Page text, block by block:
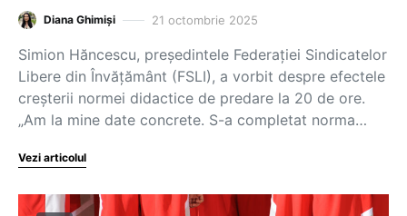
Diana Ghimiși 21 octombrie 2025
Simion Hăncescu, președintele Federației Sindicatelor
Libere din Învățământ (FSLI), a vorbit despre efectele
creșterii normei didactice de predare la 20 de ore.
„Am la mine date concrete. S-a completat norma…
Vezi articolul